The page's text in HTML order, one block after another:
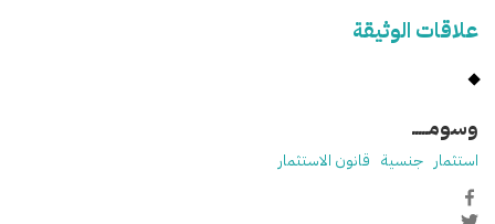
علاقات الوثيقة
وسومـــــ
استثمار جنسية قانون الاستثمار